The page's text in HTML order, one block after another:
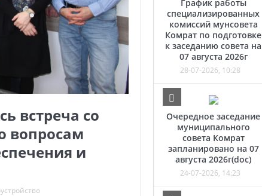
встреча со
вопросам
и
График работы
специализированных
комиссий мунсовета
Комрат по подготовке
к заседанию совета на
07 августа 2026г
28-07-2026, 10:28
Очередное заседание
муниципального
совета Комрат
запланировано на 07
августа 2026г(doc)
24-07-2026, 14:23